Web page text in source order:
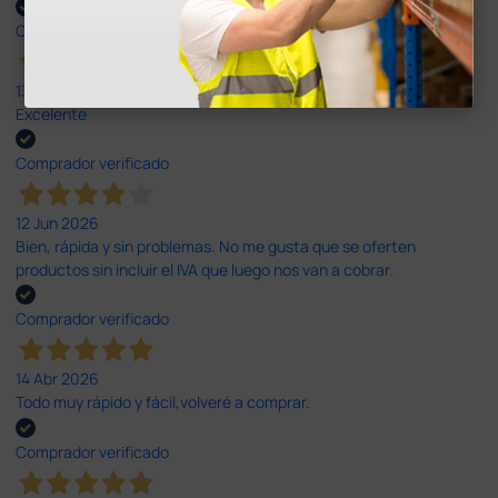
Comprador verificado
13 Jul 2026
Excelente
Comprador verificado
12 Jun 2026
Bien, rápida y sin problemas. No me gusta que se oferten
productos sin incluir el IVA que luego nos van a cobrar.
Comprador verificado
14 Abr 2026
Todo muy rápido y fácil,volveré a comprar.
Comprador verificado